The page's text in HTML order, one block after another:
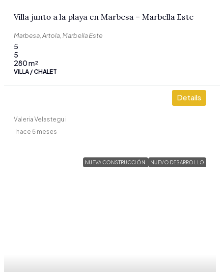
Villa junto a la playa en Marbesa – Marbella Este
Marbesa, Artola, Marbella Este
5
5
280m²
VILLA / CHALET
Details
Valeria Velastegui
hace 5 meses
NUEVA CONSTRUCCIÓN NUEVO DESARROLLO